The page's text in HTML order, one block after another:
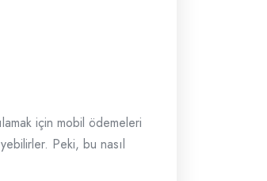
için mobil ödemeleri
Peki, bu nasıl